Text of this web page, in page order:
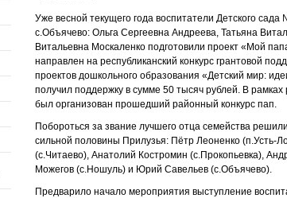
Уже весной текущего года воспитатели Детского
с.Объячево: Ольга Сергеевна Андреева, Татьяна
Витальевна Москаленко подготовили проект «Мой
направлен на республиканский конкурс грантовой
проектов дошкольного образования «Детский мир:
получил поддержку в сумме 50 тысяч рублей. В рамках
был организован прошедший районный конкурс пап.
Побороться за звание лучшего отца семейства
сильной половины Прилузья: Пётр Леоненко (п.Усть-
(с.Читаево), Анатолий Костромин (с.Прокопьевка),
Можегов (с.Ношуль) и Юрий Савельев (с.Объячево).
Предварило начало мероприятия выступление